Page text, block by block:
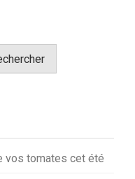
vos tomates cet été